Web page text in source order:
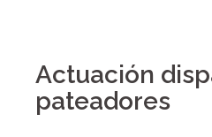
Actuación
pateadores